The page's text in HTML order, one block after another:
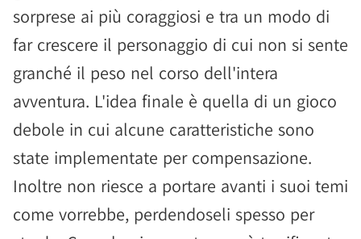
sorprese ai più coraggiosi e tra un modo di
far crescere il personaggio di cui non si sente
granché il peso nel corso dell'intera
avventura. L'idea finale è quella di un gioco
debole in cui alcune caratteristiche sono
state implementate per compensazione.
Inoltre non riesce a portare avanti i suoi temi
come vorrebbe, perdendoseli spesso per